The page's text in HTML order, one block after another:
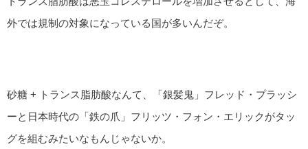
外では規制の対象になっている国が多いんだぞ。
砂糖 + トランス脂肪酸なんて、「銀髪鬼」フレッド・プラッシ
ーと日本時代の「鉄の爪」フリッツ・フォン・エリックがタッ
グを組むみたいなもんじゃないか。